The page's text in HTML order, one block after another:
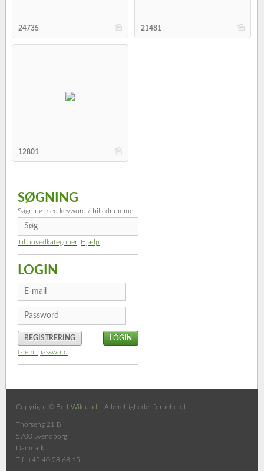
b
24735 b
21481
b
12801
SØGNING
Søgning med keyword / billednummer
Til hovedkategorier Hjælp
LOGIN
REGISTRERING
Glemt password
Copyright © Bert Wiklund . Alle rettigheder forbeholdt
Thorseng 21 B
5700 Svendborg
Danmark
Tlf: +45 40 28 68 15